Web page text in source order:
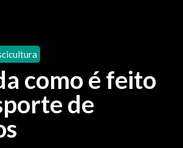
como é feito
de